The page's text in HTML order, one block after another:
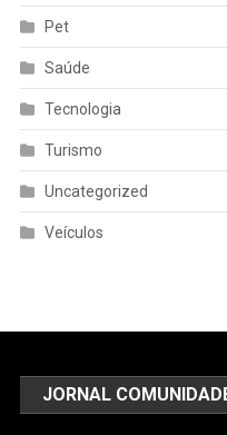
Pet
Saúde
Tecnologia
Turismo
Uncategorized
Veículos
JORNAL